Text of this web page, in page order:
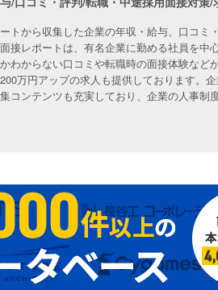
トから収集した企業の年収・給与、口コ
接レポートは、有名企業に勤める社員を
わからない口コミや転職時の面接体験など
万円アップの求人も提供しております。
コンテンツも充実しており、企業の人事